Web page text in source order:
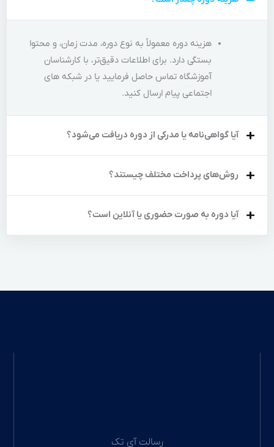
دوره، مدت زمان، و محتوا
دقیق‌تر، با کارشناسان
یا در شبکه های
دریافت می‌شود؟
است؟
اطلاعات